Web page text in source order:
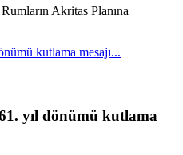
Akritas Planına
kutlama mesajı...
yıl dönümü kutlama